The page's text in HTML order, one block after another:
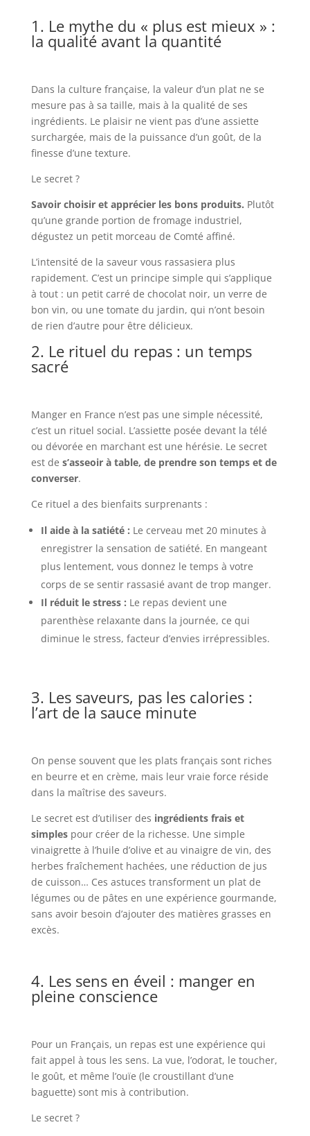
1. Le mythe du « plus est mieux » :
la qualité avant la quantité
Dans la culture française, la valeur d’un plat ne se
mesure pas à sa taille, mais à la qualité de ses
ingrédients. Le plaisir ne vient pas d’une assiette
surchargée, mais de la puissance d’un goût, de la
finesse d’une texture.
Le secret ?
Savoir choisir et apprécier les bons produits. Plutôt
qu’une grande portion de fromage industriel,
dégustez un petit morceau de Comté affiné.
L’intensité de la saveur vous rassasiera plus
rapidement. C’est un principe simple qui s’applique
à tout : un petit carré de chocolat noir, un verre de
bon vin, ou une tomate du jardin, qui n’ont besoin
de rien d’autre pour être délicieux.
2. Le rituel du repas : un temps
sacré
Manger en France n’est pas une simple nécessité,
c’est un rituel social. L’assiette posée devant la télé
ou dévorée en marchant est une hérésie. Le secret
est de s’asseoir à table, de prendre son temps et de
converser.
Ce rituel a des bienfaits surprenants :
Il aide à la satiété : Le cerveau met 20 minutes à
enregistrer la sensation de satiété. En mangeant
plus lentement, vous donnez le temps à votre
corps de se sentir rassasié avant de trop manger.
Il réduit le stress : Le repas devient une
parenthèse relaxante dans la journée, ce qui
diminue le stress, facteur d’envies irrépressibles.
3. Les saveurs, pas les calories :
l’art de la sauce minute
On pense souvent que les plats français sont riches
en beurre et en crème, mais leur vraie force réside
dans la maîtrise des saveurs.
Le secret est d’utiliser des ingrédients frais et
simplespour créer de la richesse. Une simple
vinaigrette à l’huile d’olive et au vinaigre de vin, des
herbes fraîchement hachées, une réduction de jus
de cuisson… Ces astuces transforment un plat de
légumes ou de pâtes en une expérience gourmande,
sans avoir besoin d’ajouter des matières grasses en
excès.
4. Les sens en éveil : manger en
pleine conscience
Pour un Français, un repas est une expérience qui
fait appel à tous les sens. La vue, l’odorat, le toucher,
le goût, et même l’ouïe (le croustillant d’une
baguette) sont mis à contribution.
Le secret ?